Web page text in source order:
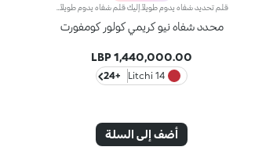
محدد شفاه نيو كريمي كولور كومفورت
1,440,000.00 LBP
14 Litchi
+24
أضف إلى السلة